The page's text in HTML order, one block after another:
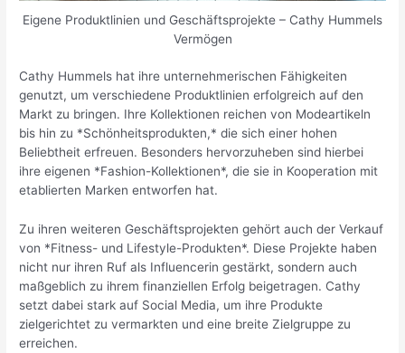
Eigene Produktlinien und Geschäftsprojekte – Cathy Hummels
Vermögen
Cathy Hummels hat ihre unternehmerischen Fähigkeiten
genutzt, um verschiedene Produktlinien erfolgreich auf den
Markt zu bringen. Ihre Kollektionen reichen von Modeartikeln
bis hin zu *Schönheitsprodukten,* die sich einer hohen
Beliebtheit erfreuen. Besonders hervorzuheben sind hierbei
ihre eigenen *Fashion-Kollektionen*, die sie in Kooperation mit
etablierten Marken entworfen hat.
Zu ihren weiteren Geschäftsprojekten gehört auch der Verkauf
von *Fitness- und Lifestyle-Produkten*. Diese Projekte haben
nicht nur ihren Ruf als Influencerin gestärkt, sondern auch
maßgeblich zu ihrem finanziellen Erfolg beigetragen. Cathy
setzt dabei stark auf Social Media, um ihre Produkte
zielgerichtet zu vermarkten und eine breite Zielgruppe zu
erreichen.